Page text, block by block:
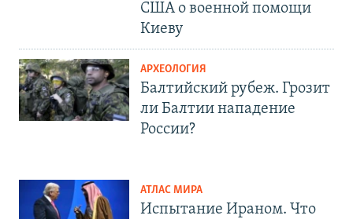
США о военной помощи
Киеву
АРХЕОЛОГИЯ
Балтийский рубеж. Грозит
ли Балтии нападение
России?
АТЛАС МИРА
Испытание Ираном. Что